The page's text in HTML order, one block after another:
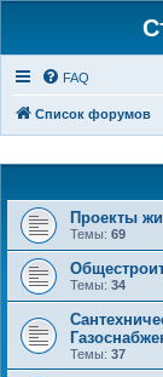
FAQ
Список форумов
Проекты
Темы: 69
Темы: 34
Темы: 37